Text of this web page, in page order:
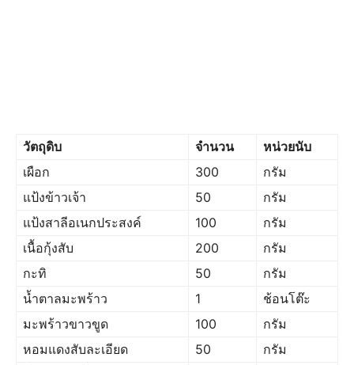
วัตถุดิบ จำนวน
หน่วยนับ
เผือก
300
กรัม
แป้งข้าวเจ้า
50
กรัม
แป้งสาลีอเนกประสงค์
100
กรัม
เนื้อกุ้งสับ
200
กรัม
กะทิ
50
กรัม
น้ำตาลมะพร้าว
1
ช้อนโต๊ะ
มะพร้าวขาวขูด
100
กรัม
หอมแดงสับละเอียด
50
กรัม